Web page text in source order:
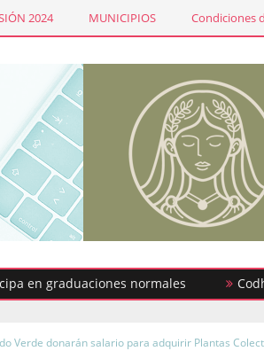
2024 MUNICIPIOS Condiciones
normales Codhem
Verde donarán salario para adquirir Plantas